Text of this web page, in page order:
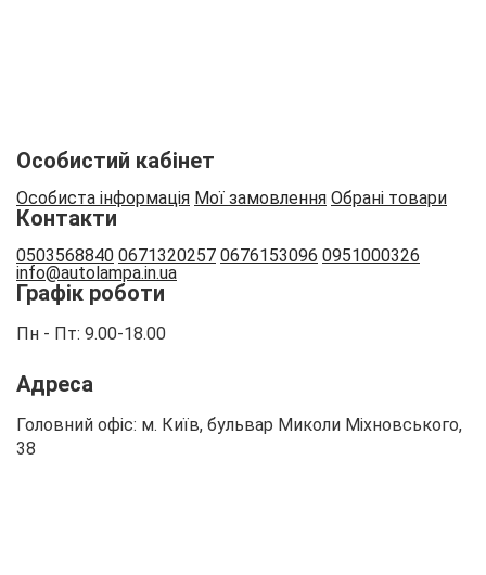
Особистий кабінет
Особиста інформація Мої замовлення Обрані товари
Контакти
0503568840 0671320257 0676153096 0951000326
info@autolampa.in.ua
Графік роботи
Пн - Пт: 9.00-18.00
Адреса
Головний офіс: м. Київ, бульвар Миколи Міхновського,
38